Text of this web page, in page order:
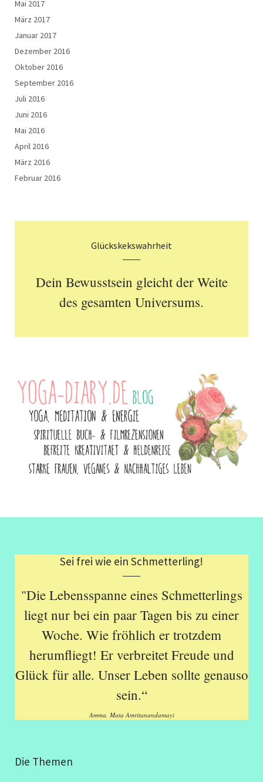
Mai 2017
März 2017
Januar 2017
Dezember 2016
Oktober 2016
September 2016
Juli 2016
Juni 2016
Mai 2016
April 2016
März 2016
Februar 2016
Glückskekswahrheit
Dein Bewusstsein gleicht der Weite
des gesamten Universums.
Sei frei wie ein Schmetterling!
"Die Lebensspanne eines Schmetterlings
liegt nur bei ein paar Tagen bis zu einer
Woche. Wie fröhlich er trotzdem
herumfliegt! Er verbreitet Freude und
Glück für alle. Unser Leben sollte genauso
sein.“
Amma, Mata Amritanandamayi
Die Themen